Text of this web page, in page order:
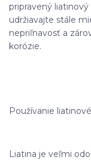
pripravený
udržiavajte stále
nepriľnavosť a
korózie.
Používanie
Liatina je veľmi